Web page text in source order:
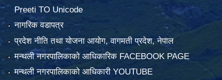
Preeti TO Unicode
नागरिक वडापत्र
प्रदेश नीति तथा योजना आयोग, वागमती प्रदेश, नेपाल
मन्थली नगरपालिकाको आधिकारिक FACEBOOK PAGE
मन्थली नगरपालिकाको आधिकारी YOUTUBE